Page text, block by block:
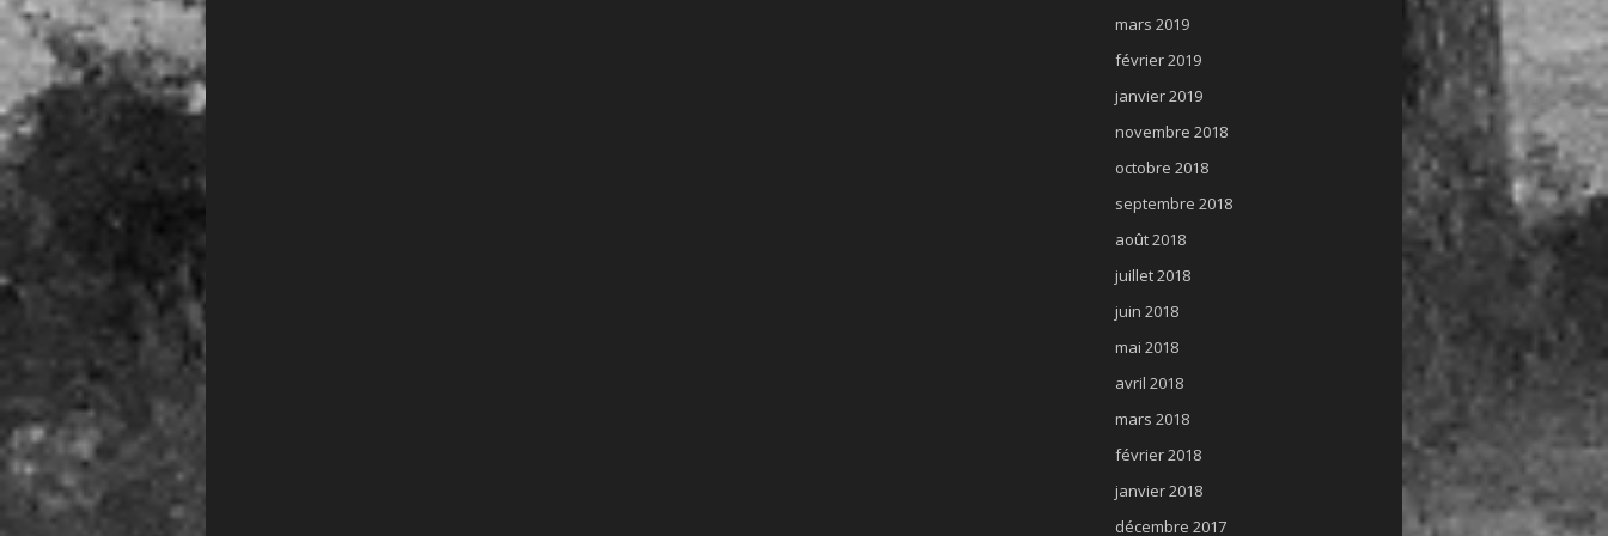
mars 2019
février 2019
janvier 2019
novembre 2018
octobre 2018
septembre 2018
août 2018
juillet 2018
juin 2018
mai 2018
avril 2018
mars 2018
février 2018
janvier 2018
décembre 2017